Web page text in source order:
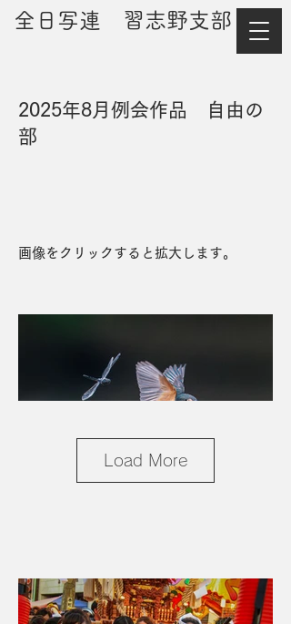
​全日写連 習志野支部
2025年8月例会作品 自由の
部
画像をクリックすると拡大します。
Load More